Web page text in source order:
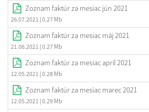
Zoznam faktúr za mesiac jún 2021
26.07.2021 | 0.27 Mb
Zoznam faktúr za mesiac máj 2021
21.06.2021 | 0.27 Mb
Zoznam faktúr za mesiac apríl 2021
12.05.2021 | 0.28 Mb
Zoznam faktúr za mesiac marec 2021
12.05.2021 | 0.29 Mb